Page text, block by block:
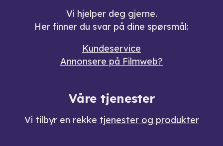
Vi hjelper deg gjerne.
Her finner du svar på dine spørsmål:
Kundeservice
Annonsere på Filmweb?
Våre tjenester
Vi tilbyr en rekke tjenester og produkter